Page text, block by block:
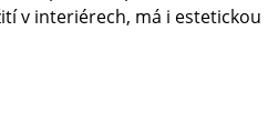
v interiérech, má i estetickou